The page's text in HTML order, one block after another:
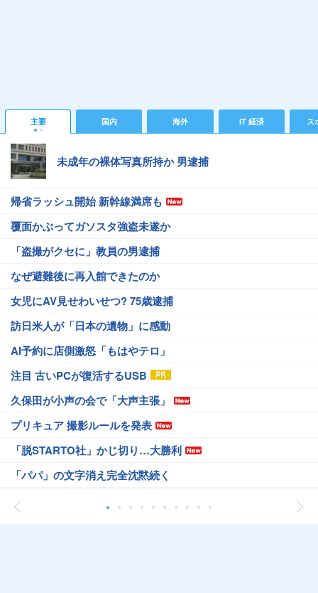
主要 国内 海外 IT 経済 ス
未成年の裸体写真所持か 男逮捕
帰省ラッシュ開始 新幹線満席も
覆面かぶってガソスタ強盗未遂か
「盗撮がクセに」教員の男逮捕
なぜ避難後に再入館できたのか
女児にAV見せわいせつ? 75歳逮捕
訪日米人が「日本の遺物」に感動
AI予約に店側激怒「もはやテロ」
注目 古いPCが復活するUSB
久保田が小声の会で「大声主張」
プリキュア 撮影ルールを発表
「脱STARTO社」かじ切り…大勝利
「パパ」の文字消え完全沈黙続く